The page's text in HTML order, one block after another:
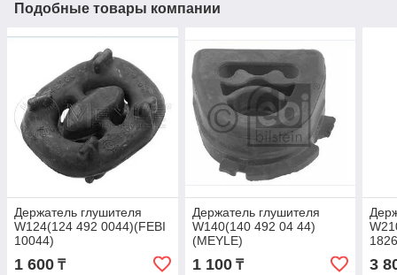
Подобные товары компании
Держатель глушителя
W124(124 492 0044)(FEBI
10044)
1 600 ₸
Держатель глушителя
W140(140 492 04 44)
(MEYLE)
1 100₸ 3